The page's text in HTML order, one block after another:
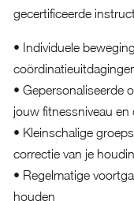
gecertificeerde
• Individuele
• Gepersonaliseerde
jouw fitnessniveau en
• Kleinschalige
correctie van je
• Regelmatige
houden